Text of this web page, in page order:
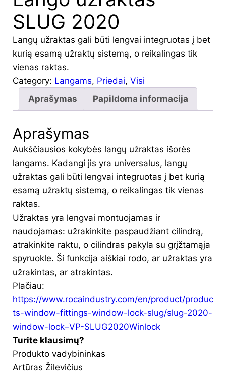
SLUG 2020
Langų užraktas gali būti lengvai integruotas į bet
kurią esamą užraktų sistemą, o reikalingas tik
vienas raktas.
Category: Langams, Priedai, Visi
Aprašymas
Papildoma informacija
Aprašymas
Aukščiausios kokybės langų užraktas išorės
langams. Kadangi jis yra universalus, langų
užraktas gali būti lengvai integruotas į bet kurią
esamą užraktų sistemą, o reikalingas tik vienas
raktas.
Užraktas yra lengvai montuojamas ir
naudojamas: užrakinkite paspaudžiant cilindrą,
atrakinkite raktu, o cilindras pakyla su grįžtamąja
spyruokle. Ši funkcija aiškiai rodo, ar užraktas yra
užrakintas, ar atrakintas.
Plačiau:
https://www.rocaindustry.com/en/product/produc
ts-window-fittings-window-lock-slug/slug-2020-
window-lock–VP-SLUG2020Winlock
Turite klausimų?
Produkto vadybininkas
Artūras Žilevičius